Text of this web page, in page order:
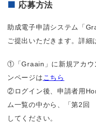
応募方法
助成電子申請システム「
ご提出いただきます。詳細
①「Graain」に新規アカウ
ンページは こちら
②ログイン後、申請者用
ム一覧の中から、「第2回
してください。